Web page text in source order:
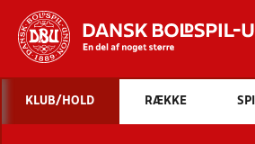
KLUB/HOLD RÆKKE